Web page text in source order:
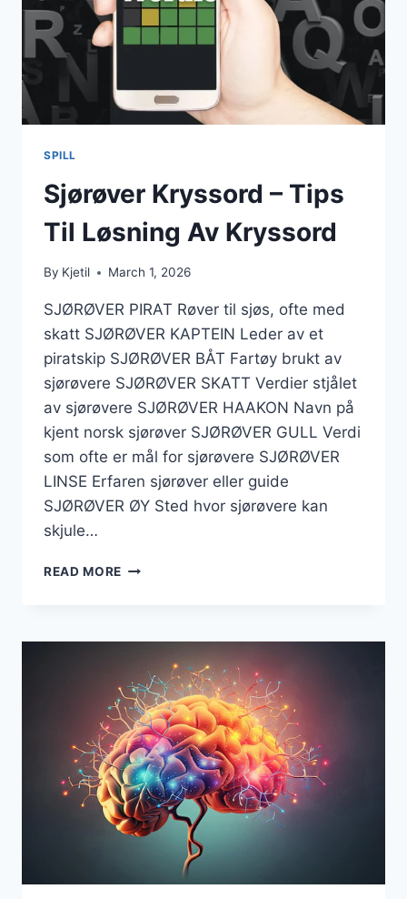
SPILL
Sjørøver Kryssord – Tips
Til Løsning Av Kryssord
By Kjetil March 1, 2026
SJØRØVER PIRAT Røver til sjøs, ofte med
skatt SJØRØVER KAPTEIN Leder av et
piratskip SJØRØVER BÅT Fartøy brukt av
sjørøvere SJØRØVER SKATT Verdier stjålet
av sjørøvere SJØRØVER HAAKON Navn på
kjent norsk sjørøver SJØRØVER GULL Verdi
som ofte er mål for sjørøvere SJØRØVER
LINSE Erfaren sjørøver eller guide
SJØRØVER ØY Sted hvor sjørøvere kan
skjule…
READ MORE SJØRØVER
TIL
LØSNING
AV
KRYSSORD